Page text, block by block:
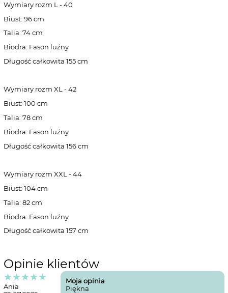
Wymiary rozm L - 40
Biust: 96 cm
Talia: 74 cm
Biodra: Fason luźny
Długość całkowita 155 cm
Wymiary rozm XL - 42
Biust: 100 cm
Talia: 78 cm
Biodra: Fason luźny
Długość całkowita 156 cm
Wymiary rozm XXL - 44
Biust: 104 cm
Talia: 82 cm
Biodra: Fason luźny
Długość całkowita 157 cm
Opinie klientów
★★★★★
Ania
Moja opinia
Piękna